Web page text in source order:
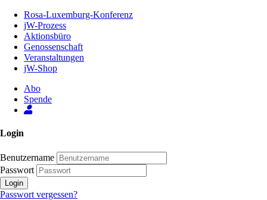
Inhalt
Seite
Rosa-Luxemburg-Konferenz
jW-Prozess
Aktionsbüro
Genossenschaft
Veranstaltungen
jW-Shop
Abo
Spende
Login
Benutzername
Passwort
Login
Passwort vergessen?